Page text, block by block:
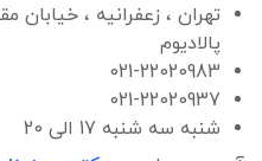
تهران ، زعفرانیه ،
پالادیوم
021-22020983
021-22020937
شنبه سه شنبه 17 الی 20